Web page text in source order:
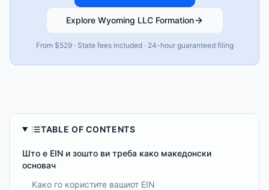
Explore Wyoming LLC Formation
From $529 · State fees included · 24-hour guaranteed filing
TABLE OF CONTENTS
Што е EIN и зошто ви треба како македонски
основач
Како го користите вашиот EIN